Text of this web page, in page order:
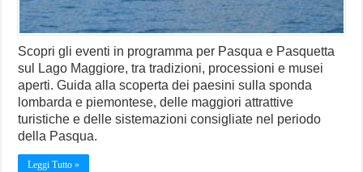
Scopri gli eventi in programma per Pasqua e Pasquetta
sul Lago Maggiore, tra tradizioni, processioni e musei
aperti. Guida alla scoperta dei paesini sulla sponda
lombarda e piemontese, delle maggiori attrattive
turistiche e delle sistemazioni consigliate nel periodo
della Pasqua.
Leggi Tutto »